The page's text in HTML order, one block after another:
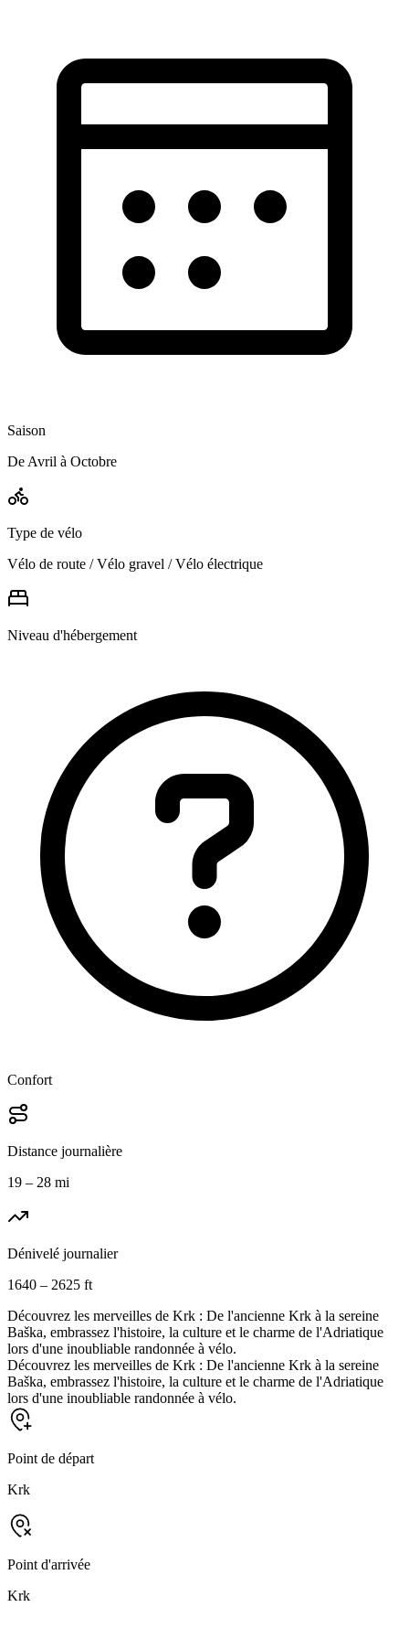
Saison
De Avril à Octobre
Type de vélo
Vélo de route / Vélo gravel / Vélo électrique
Niveau d'hébergement
Confort
Distance journalière
19 – 28 mi
Dénivelé journalier
1640 – 2625 ft
Découvrez les merveilles de Krk : De l'ancienne Krk à la sereine
Baška, embrassez l'histoire, la culture et le charme de l'Adriatique
lors d'une inoubliable randonnée à vélo.
Découvrez les merveilles de Krk : De l'ancienne Krk à la sereine
Baška, embrassez l'histoire, la culture et le charme de l'Adriatique
lors d'une inoubliable randonnée à vélo.
Point de départ
Krk
Point d'arrivée
Krk